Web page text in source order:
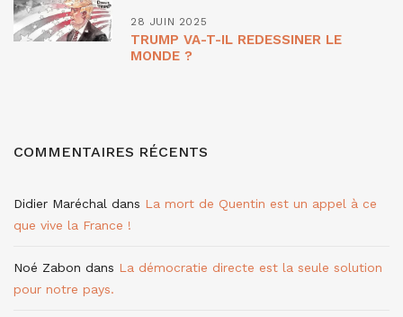
28 JUIN 2025
TRUMP VA-T-IL REDESSINER LE
MONDE ?
COMMENTAIRES RÉCENTS
Didier Maréchal dans La mort de Quentin est un appel à ce
que vive la France !
Noé Zabon dans La démocratie directe est la seule solution
pour notre pays.